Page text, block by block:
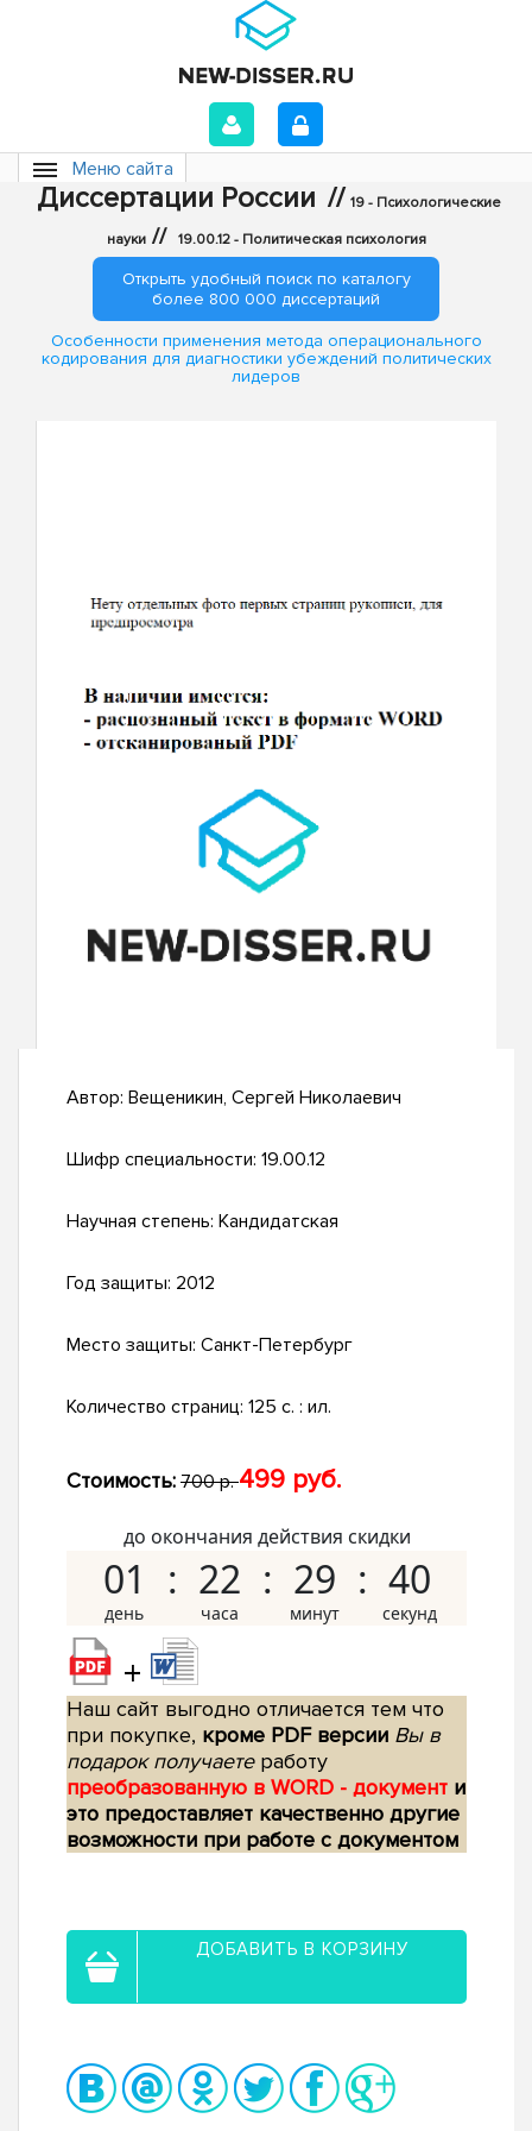
Меню сайта
Диссертации России // 19 - Психологические
науки // 19.00.12 - Политическая психология
Открыть удобный поиск по каталогу
более 800 000 диссертаций
Особенности применения метода операционального
кодирования для диагностики убеждений политических
лидеров
Автор: Вещеникин, Сергей Николаевич
Шифр специальности: 19.00.12
Научная степень: Кандидатская
Год защиты: 2012
Место защиты: Санкт-Петербург
Количество страниц: 125 с. : ил.
Стоимость: 700 р.499 руб.
до окончания действия скидки
01 22 29 39
+
Наш сайт выгодно отличается тем что
при покупке, кроме PDF версии Вы в
подарок получаетеработу
преобразованную в WORD - документ и
это предоставляет качественно другие
возможности при работе с документом
ДОБАВИТЬ В КОРЗИНУ